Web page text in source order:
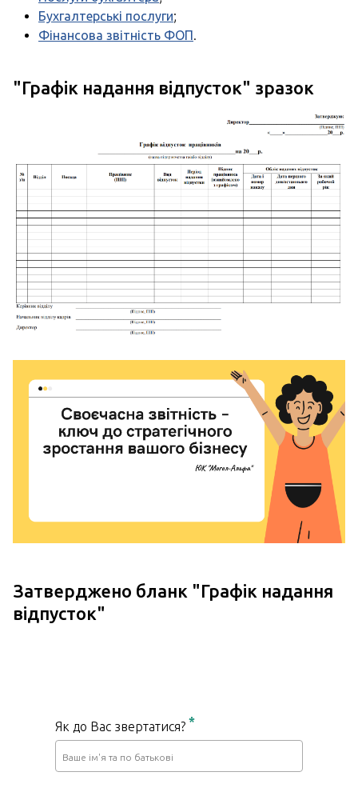
Бухгалтерські послуги;
Фінансова звітність ФОП.
"Графік надання відпусток" зразок
Затверджено бланк "Графік надання
відпусток"
Як до Вас звертатися? *